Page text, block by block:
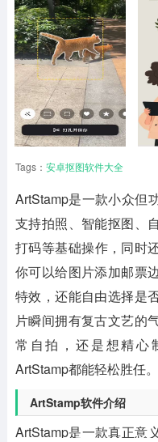
Tags： 安卓抠图软件大全
ArtStamp是一款小众但
支持拍照、智能抠图、
打码等基础操作，同
你可以给图片添加邮票
特效，还能自由选择是
片瞬间拥有复古文艺的
常自拍，还是想精心
ArtStamp都能轻松胜任。
ArtStamp软件介绍
ArtStamp是一款真正意